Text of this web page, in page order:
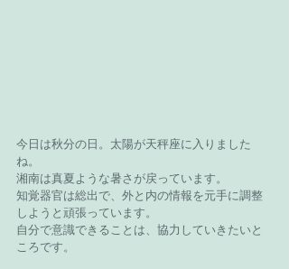
今日は秋分の日。太陽が天秤座に入りました
ね。
湘南は真夏ような暑さが戻っています。
知覚器官は総出で、外と内の情報を元手に調整
しようと頑張っています。
自分で意識できることは、協力していきたいと
ころです。